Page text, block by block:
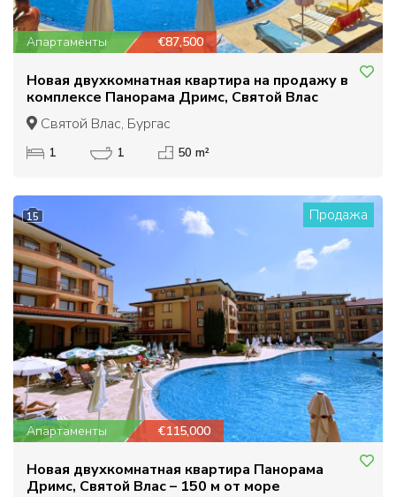
Апартаменты €87,500
Новая двухкомнатная квартира на продажу в
комплексе Панорама Дримс, Святой Влас
Святой Влас, Бургас
1 1 50 m²
15 Продажа
Апартаменты €115,000
Новая двухкомнатная квартира Панорама
Дримс, Святой Влас – 150 м от море